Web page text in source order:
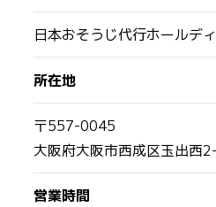
日本おそうじ代行ホールデ
所在地
〒557-0045
大阪府大阪市西成区玉出西
営業時間